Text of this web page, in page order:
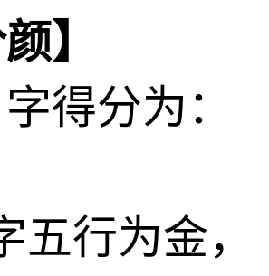
】
得分为：
五行为金，